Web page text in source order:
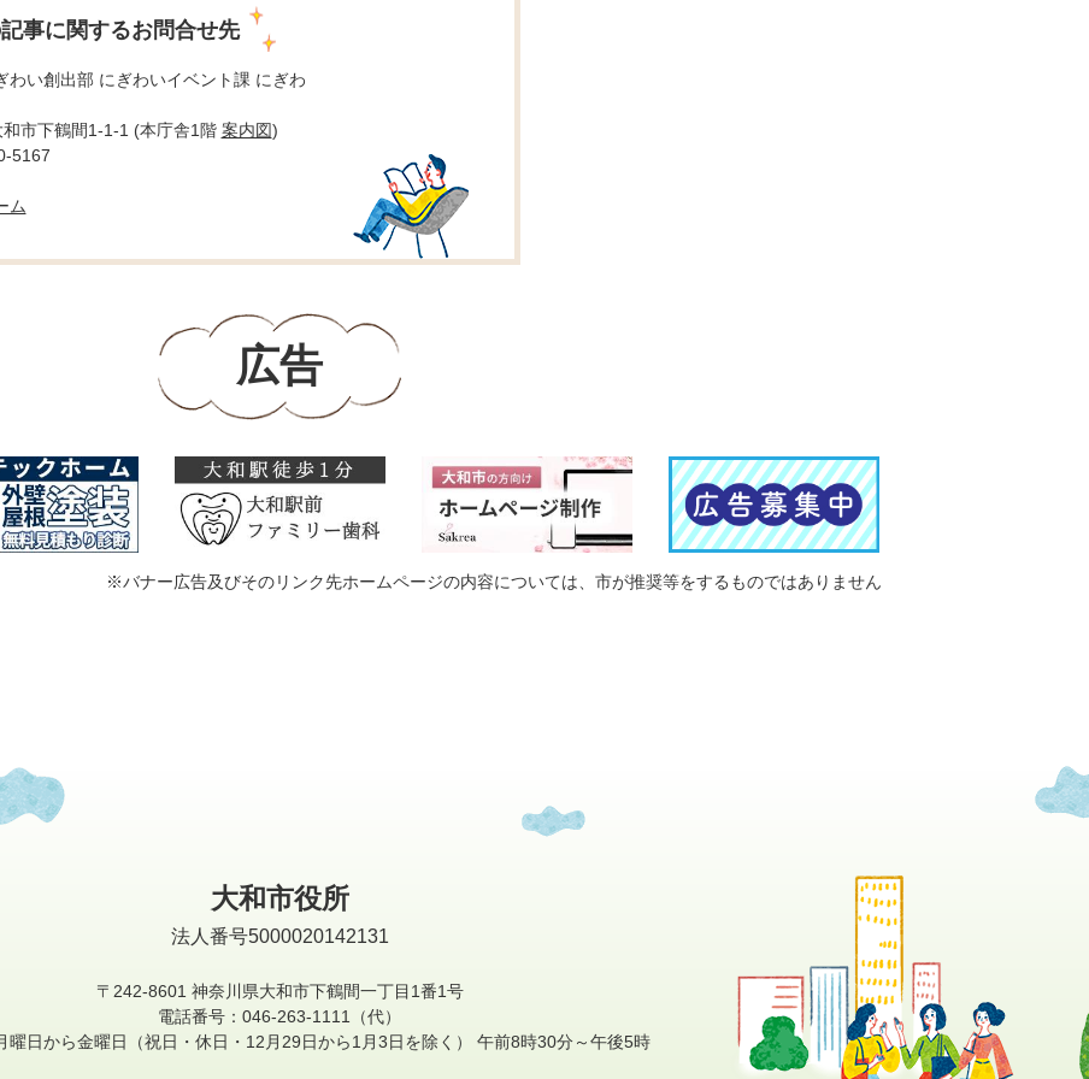
事に関するお問合せ先
わい創出部 にぎわいイベント課 にぎわ
市下鶴間1-1-1 (本庁舎1階 案内図)
5167
ム
広告
※バナー広告及びそのリンク先ホームページの内容については、市が推奨等をするものではありません
大和市役所
法人番号5000020142131
〒242-8601 神奈川県大和市下鶴間一丁目1番1号
電話番号：046-263-1111（代）
曜日から金曜日
（祝日・休日・12月29日から1月3日を除く） 午前8時30分～午後5時